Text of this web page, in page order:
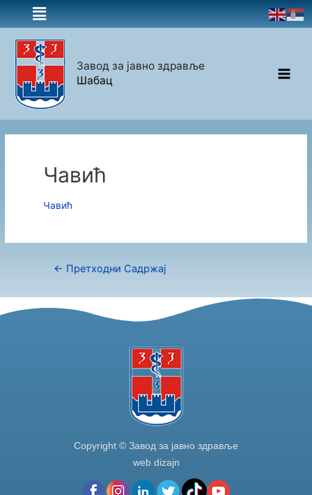
Завод за јавно здравље
Шабац
Чавић
Чавић
← Претходни Садржај
Copyright © Завод за јавно здравље
web dizajn